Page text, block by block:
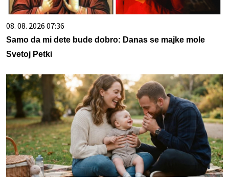
08. 08. 2026 07:36
Samo da mi dete bude dobro: Danas se majke mole
Svetoj Petki